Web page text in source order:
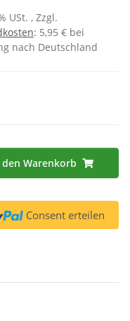
USt. , Zzgl.
: 5,95 € bei
nach Deutschland
den Warenkorb
Consent erteilen
€*
pro 1